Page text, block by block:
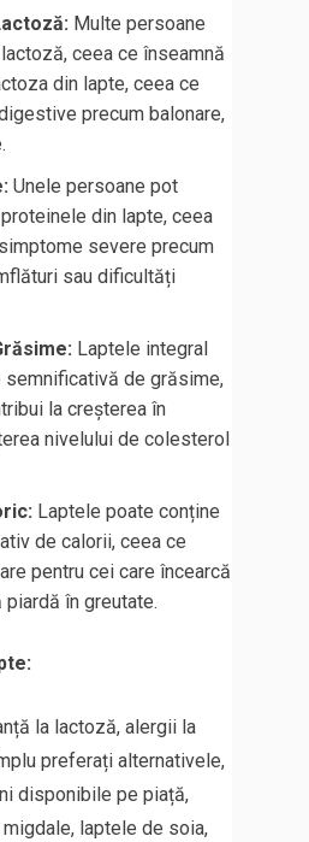
Multe persoane
ceea ce înseamnă
din lapte, ceea ce
precum balonare,
Unele persoane pot
din lapte, ceea
severe precum
sau dificultăți
Laptele integral
semnificativă de grăsime,
la creșterea în
nivelului de colesterol
Laptele poate conține
de calorii, ceea ce
pentru cei care încearcă
în greutate.
la lactoză, alergii la
preferați alternativele,
disponibile pe piață,
laptele de soia,